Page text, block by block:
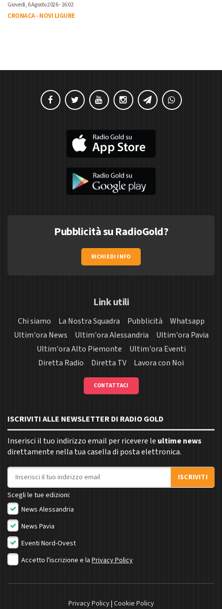
Giovedì, 6 Agosto 2026 - 16:02
CRONACA-NOVI LIGURE
Pubblicità su RadioGold?
RICHIEDI INFO
Link utili
Chi siamo La Nostra Squadra Pubblicità
Whatsapp
Ultim'ora News
Ultim'ora Alessandria
Ultim'ora Pavia
Ultim'ora Alto Piemonte
Ultim'ora Eventi
Diretta Radio
Diretta TV Lavora con Noi
CONTATTACI
ISCRIVITI ALLE NEWSLETTER DI RADIO GOLD
Inserisci il tuo indirizzo email per ricevere le ultime news
direttamente nella tua casella di posta elettronica.
Indirizzo email
ISCRIVITI
Scegli le tue edizioni:
News Alessandria
News Pavia
Eventi Nord-Ovest
Accetto l'iscrizione e la Privacy Policy
Privacy Policy| Cookie Policy